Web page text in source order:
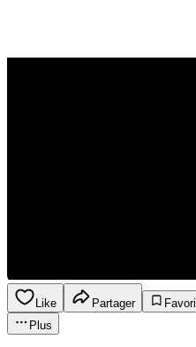
Like Partager
Favori
Plus